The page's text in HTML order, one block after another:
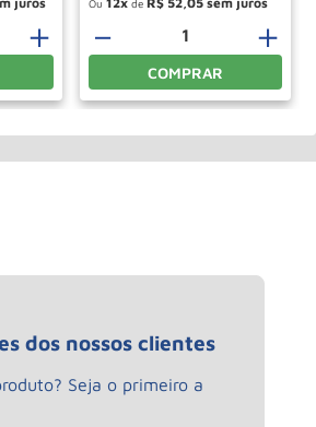
＋
Ou de
＋
－
COMPRAR
dos nossos clientes
Seja o primeiro a